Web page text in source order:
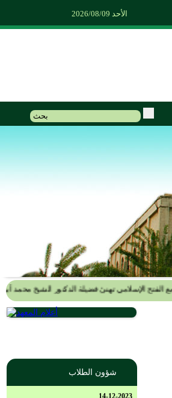
الأحد 2026/08/09
الإسلامي تهنئ فضيلة الدكتور الشيخ محمد أبو
شؤون الطلاب
14-12-2023